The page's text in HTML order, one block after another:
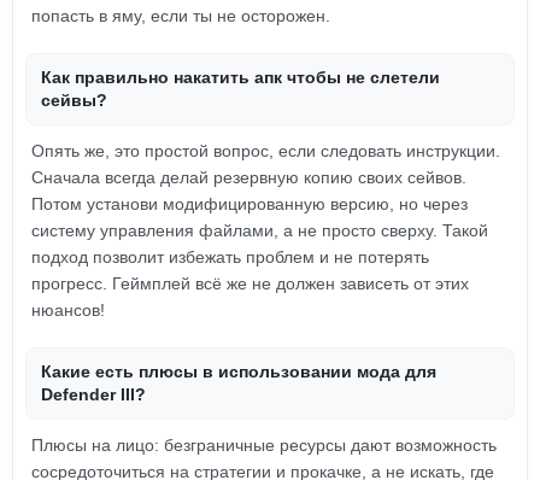
попасть в яму, если ты не осторожен.
Как правильно накатить апк чтобы не слетели
сейвы?
Опять же, это простой вопрос, если следовать инструкции.
Сначала всегда делай резервную копию своих сейвов.
Потом установи модифицированную версию, но через
систему управления файлами, а не просто сверху. Такой
подход позволит избежать проблем и не потерять
прогресс. Геймплей всё же не должен зависеть от этих
нюансов!
Какие есть плюсы в использовании мода для
Defender III?
Плюсы на лицо: безграничные ресурсы дают возможность
сосредоточиться на стратегии и прокачке, а не искать, где